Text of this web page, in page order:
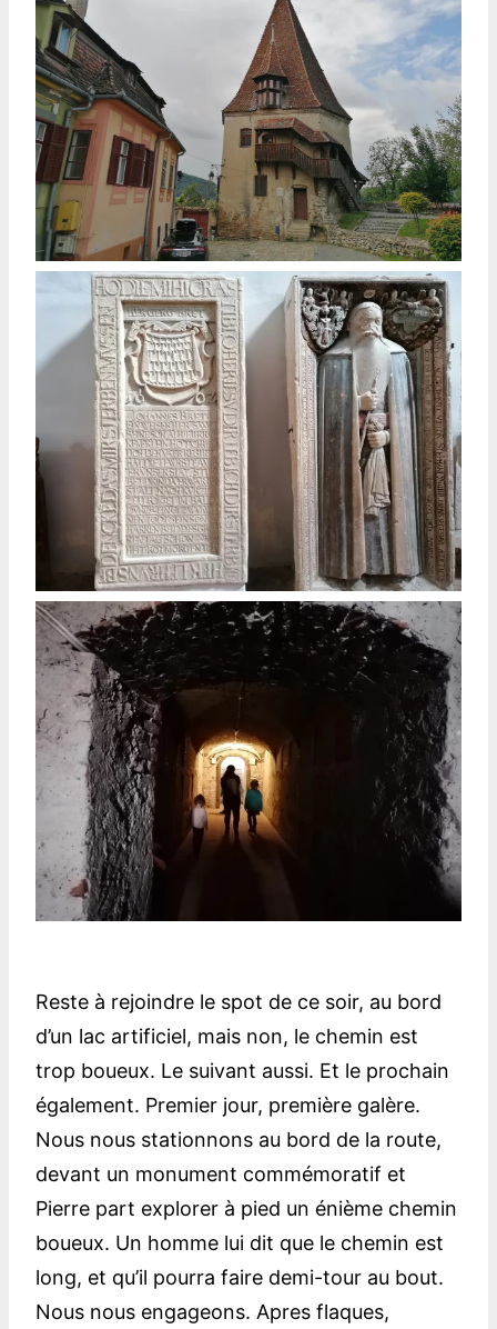
Reste à rejoindre le spot de ce soir, au bord
d’un lac artificiel, mais non, le chemin est
trop boueux. Le suivant aussi. Et le prochain
également. Premier jour, première galère.
Nous nous stationnons au bord de la route,
devant un monument commémoratif et
Pierre part explorer à pied un énième chemin
boueux. Un homme lui dit que le chemin est
long, et qu’il pourra faire demi-tour au bout.
Nous nous engageons. Apres flaques,